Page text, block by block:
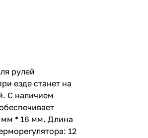
рулей
езде станет на
С наличием
мм * 16 мм. Длина
12